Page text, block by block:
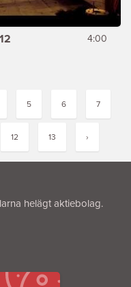
4:00
5 6 7
12 13 ›
helägt aktiebolag.